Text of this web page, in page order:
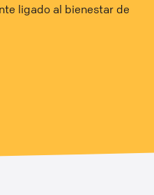
ligado al bienestar de